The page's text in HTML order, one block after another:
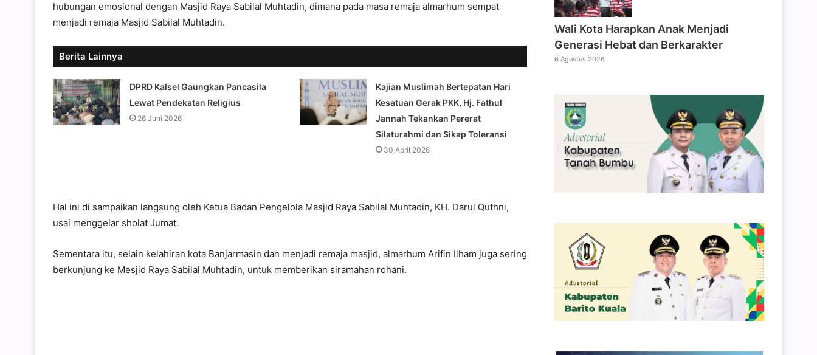
hubungan emosional dengan Masjid Raya Sabilal Muhtadin, dimana pada masa remaja almarhum sempat
menjadi remaja Masjid Sabilal Muhtadin.
Berita Lainnya
DPRD Kalsel Gaungkan Pancasila
Lewat Pendekatan Religius
26 Juni 2026
Kajian Muslimah Bertepatan Hari
Kesatuan Gerak PKK, Hj. Fathul
Jannah Tekankan Pererat
Silaturahmi dan Sikap Toleransi
30 April 2026
Hal ini di sampaikan langsung oleh Ketua Badan Pengelola Masjid Raya Sabilal Muhtadin, KH. Darul Quthni,
usai menggelar sholat Jumat.
Sementara itu, selain kelahiran kota Banjarmasin dan menjadi remaja masjid, almarhum Arifin Ilham juga sering
berkunjung ke Mesjid Raya Sabilal Muhtadin, untuk memberikan siramahan rohani.
Wali Kota Harapkan Anak Menjadi
Generasi Hebat dan Berkarakter
6 Agustus 2026